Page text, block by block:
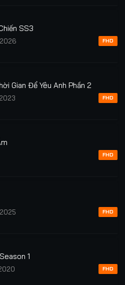
SS3
2026 FHD
Gian Để Yêu Anh Phần 2
2023 FHD
FHD
2025 FHD
1
FHD